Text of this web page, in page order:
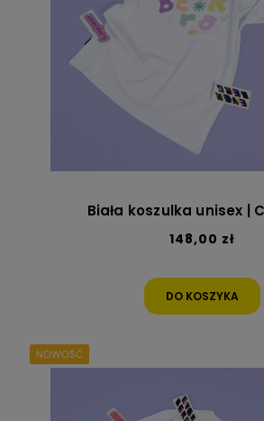
Biała koszulka unisex |
148,00 zł
DO KOSZYKA
NOWOŚĆ